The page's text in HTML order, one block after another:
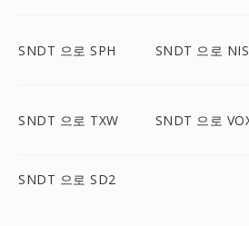
SNDT 으로 SPH SNDT 으로
SNDT 으로 TXW SNDT 으로
SNDT 으로 SD2